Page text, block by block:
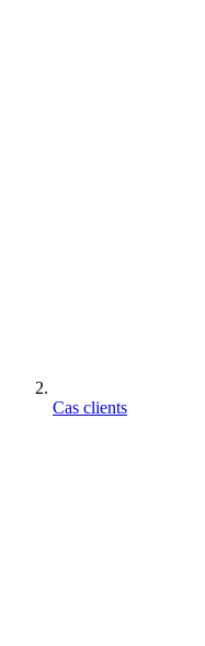
Cas clients